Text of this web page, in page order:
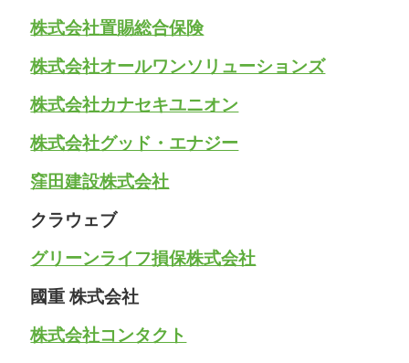
株式会社置賜総合保険
株式会社オールワンソリューションズ
株式会社カナセキユニオン
株式会社グッド・エナジー
窪田建設株式会社
クラウェブ
グリーンライフ損保株式会社
國重 株式会社
株式会社コンタクト